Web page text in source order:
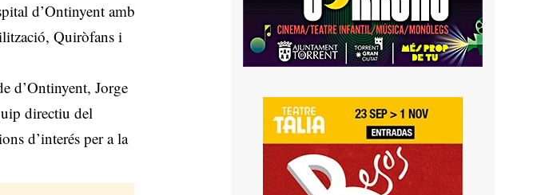
d’Ontinyent amb
Quiròfans i
d’Ontinyent, Jorge
directiu del
d’interés per a la